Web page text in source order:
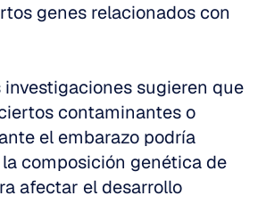
genes relacionados con
investigaciones sugieren que
contaminantes o
el embarazo podría
composición genética de
afectar el desarrollo